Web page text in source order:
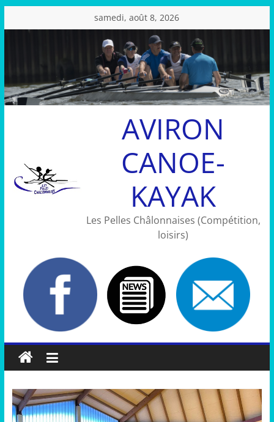
au
samedi, août 8, 2026
AVIRON
CANOE-
KAYAK
Les Pelles Châlonnaises (Compétition,
loisirs)